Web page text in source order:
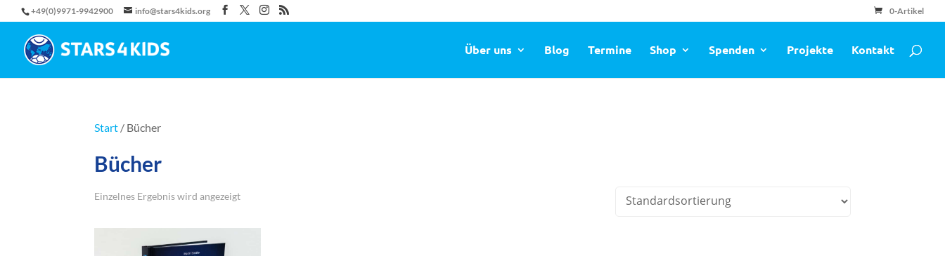
+49(0)9971-9942900 info@stars4kids.org 0-Artikel
Über uns Blog Termine Shop Spenden Projekte Kontakt
Start / Bücher
Bücher
Einzelnes Ergebnis wird angezeigt